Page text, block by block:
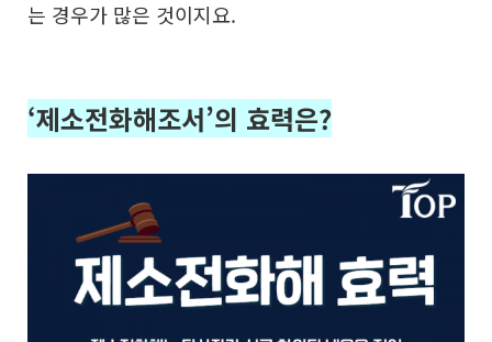
는 경우가 많은 것이지요.
‘제소전화해조서’의 효력은?